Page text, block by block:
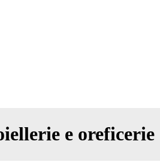
e oreficerie